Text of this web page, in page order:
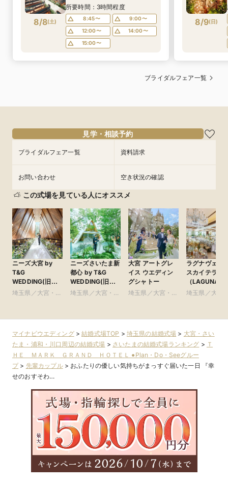
8/8(土)
３面ガラス張り高層階も木目
チャペル入場×4万円相当無料
コース試食付
所要時間：3時間程度
8:45〜
9:00〜
12:00〜
14:00〜
15:00〜
8/9(日)
ブライダルフェア一覧
見学・相談予約
ブライダルフェア一覧 資料請求
お問い合わせ 空き状況の確認
この式場を見ている人にオススメ
ニーズ大宮 by
T&G
WEDDING(旧
アーヴェリール迎
埼玉県／大宮・さ
ニーズさいたま新
都心 by T&G
WEDDING(旧
ガーデンヒルズ迎
埼玉県／大宮・さ
大宮 アートグレ
イス ウエディン
グシャトー
埼玉県／大宮・さ
ラグナヴェー
スカイテラス
（
SkyTerrace）
埼玉県／大宮
マイナビウエディング>結婚式場TOP > 埼玉県の結婚式場 > 大宮・さい
たま・浦和・川口周辺の結婚式場 > さいたまの結婚式場ランキング > Ｔ
ＨＥ ＭＡＲＫ ＧＲＡＮＤ ＨＯＴＥＬ ●Plan・Do・Seeグルー
プ> 先輩カップル> おふたりの優しい気持ちがまっすぐ届いた一日 『幸
せのおすそわ…